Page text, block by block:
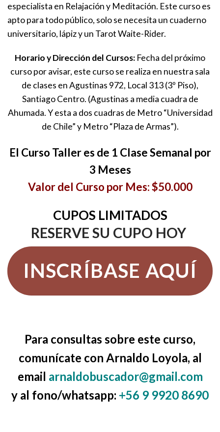
especialista en Relajación y Meditación. Este curso es
apto para todo público, solo se necesita un cuaderno
universitario, lápiz y un Tarot Waite-Rider.
Horario y Dirección del Cursos: Fecha del próximo
curso por avisar, este curso se realiza en nuestra sala
de clases en Agustinas 972, Local 313 (3º Piso),
Santiago Centro. (Agustinas a media cuadra de
Ahumada. Y esta a dos cuadras de Metro “Universidad
de Chile” y Metro “Plaza de Armas”).
El Curso Taller es de 1 Clase Semanal por
3 Meses
Valor del Curso por Mes: $50.000
CUPOS LIMITADOS
RESERVE SU CUPO HOY
INSCRÍBASE AQUÍ
Para consultas sobre este curso,
comunícate con Arnaldo Loyola, al
email arnaldobuscador@gmail.com
y al fono/whatsapp: +56 9 9920 8690